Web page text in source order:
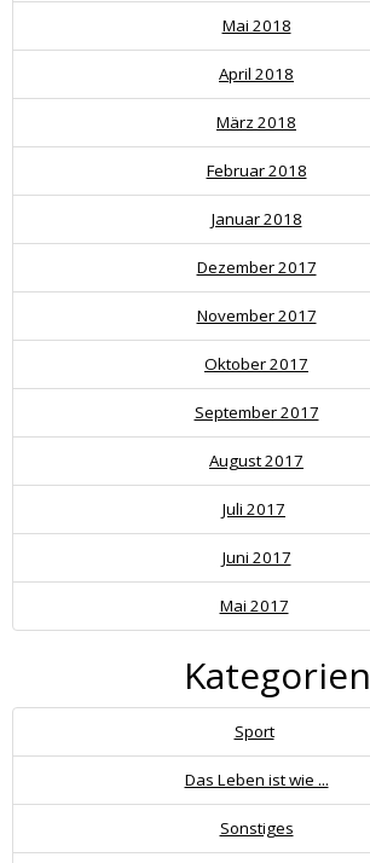
Mai 2018
April 2018
März 2018
Februar 2018
Januar 2018
Dezember 2017
November 2017
Oktober 2017
September 2017
August 2017
Juli 2017
Juni 2017
Mai 2017
Kategorien
Sport
Das Leben ist wie ...
Sonstiges